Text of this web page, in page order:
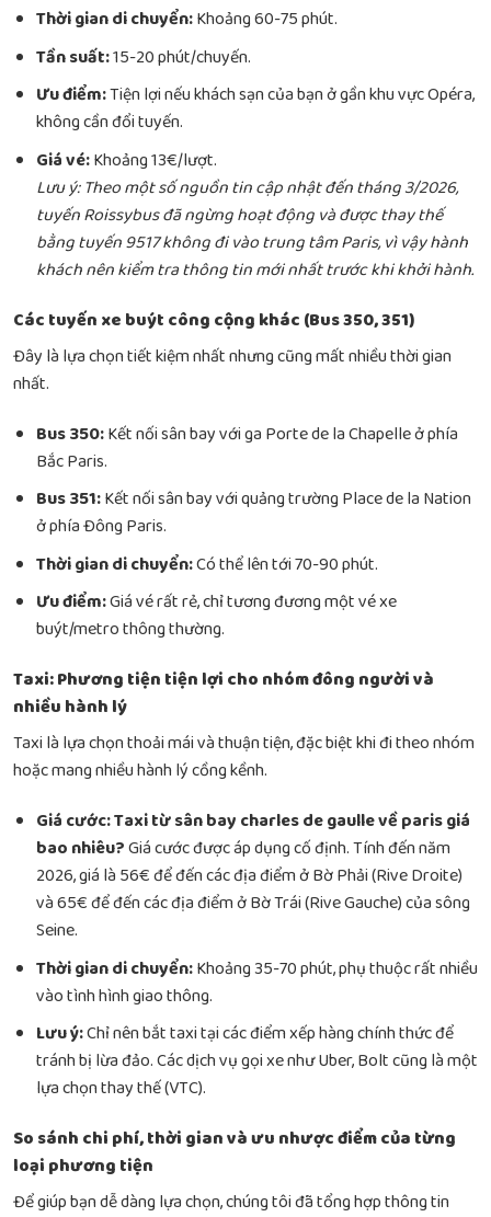
Thời gian di chuyển:Khoảng 60-75 phút.
Tần suất:15-20 phút/chuyến.
Ưu điểm:Tiện lợi nếu khách sạn của bạn ở gần khu vực Opéra,
không cần đổi tuyến.
Giá vé:Khoảng 13€/lượt.
Lưu ý: Theo một số nguồn tin cập nhật đến tháng 3/2026,
tuyến Roissybus đã ngừng hoạt động và được thay thế
bằng tuyến 9517 không đi vào trung tâm Paris, vì vậy hành
khách nên kiểm tra thông tin mới nhất trước khi khởi hành.
Các tuyến xe buýt công cộng khác (Bus 350, 351)
Đây là lựa chọn tiết kiệm nhất nhưng cũng mất nhiều thời gian
nhất.
Bus 350:Kết nối sân bay với ga Porte de la Chapelle ở phía
Bắc Paris.
Bus 351:Kết nối sân bay với quảng trường Place de la Nation
ở phía Đông Paris.
Thời gian di chuyển:Có thể lên tới 70-90 phút.
Ưu điểm:Giá vé rất rẻ, chỉ tương đương một vé xe
buýt/metro thông thường.
Taxi: Phương tiện tiện lợi cho nhóm đông người và
nhiều hành lý
Taxi là lựa chọn thoải mái và thuận tiện, đặc biệt khi đi theo nhóm
hoặc mang nhiều hành lý cồng kềnh.
Giá cước:Taxi từ sân bay charles de gaulle về paris giá
bao nhiêu?Giá cước được áp dụng cố định. Tính đến năm
2026, giá là 56€ để đến các địa điểm ở Bờ Phải (Rive Droite)
và 65€ để đến các địa điểm ở Bờ Trái (Rive Gauche) của sông
Seine.
Thời gian di chuyển:Khoảng 35-70 phút, phụ thuộc rất nhiều
vào tình hình giao thông.
Lưu ý:Chỉ nên bắt taxi tại các điểm xếp hàng chính thức để
tránh bị lừa đảo. Các dịch vụ gọi xe như Uber, Bolt cũng là một
lựa chọn thay thế (VTC).
So sánh chi phí, thời gian và ưu nhược điểm của từng
loại phương tiện
Để giúp bạn dễ dàng lựa chọn, chúng tôi đã tổng hợp thông tin